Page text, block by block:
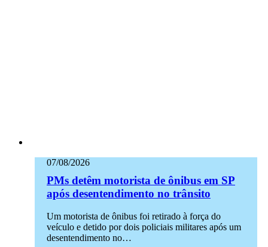
07/08/2026
PMs detêm motorista de ônibus em SP
após desentendimento no trânsito
Um motorista de ônibus foi retirado à força do
veículo e detido por dois policiais militares após um
desentendimento no…